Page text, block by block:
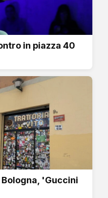
in piazza 40
'Guccini